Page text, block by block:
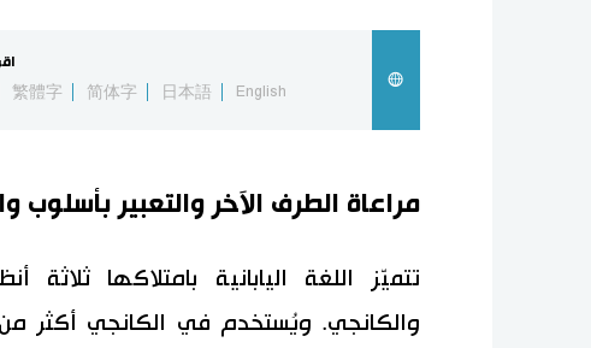
English
日本語
简体字
繁體字
مراعاة الطرف الآخر والتعبير
تتميّز اللغة اليابانية بامتلاكها ثلاثة
والكانجي. ويُستخدم في الكانجي أكثر